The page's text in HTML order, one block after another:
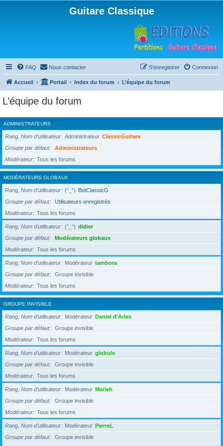
Guitare Classique
FAQ Nous contacter Connexion
S’enregistrer
Accueil Portail Index du forum L’équipe du forum
L’équipe du forum
ADMINISTRATEURS
Rang, Nom d’utilisateur Administrateur ClassicGuitare
Groupe par défaut
Administrateurs
Modérateur
Tous les forums
MODÉRATEURS GLOBAUX
Rang, Nom d’utilisateur (°_°) BotClassicG
Groupe par défaut
Utilisateurs enregistrés
Modérateur
Tous les forums
Rang, Nom d’utilisateur (°_°) didier
Groupe par défaut
Modérateurs globaux
Modérateur
Tous les forums
Rang, Nom d’utilisateur Modérateur tambora
Groupe par défaut
Groupe invisible
Modérateur
Tous les forums
GROUPE INVISIBLE
Rang, Nom d’utilisateur Modérateur Daniel d'Arles
Groupe par défaut
Groupe invisible
Modérateur
Tous les forums
Rang, Nom d’utilisateur Modérateur globule
Groupe par défaut
Groupe invisible
Modérateur
Tous les forums
Rang, Nom d’utilisateur Modérateur Marieh
Groupe par défaut
Groupe invisible
Modérateur
Tous les forums
Rang, Nom d’utilisateur Modérateur PierreL
Groupe par défaut
Groupe invisible